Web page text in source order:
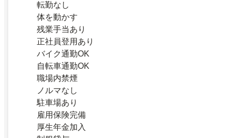
転勤なし
体を動かす
残業手当あり
正社員登用あり
バイク通勤OK
自転車通勤OK
職場内禁煙
ノルマなし
駐車場あり
雇用保険完備
厚生年金加入